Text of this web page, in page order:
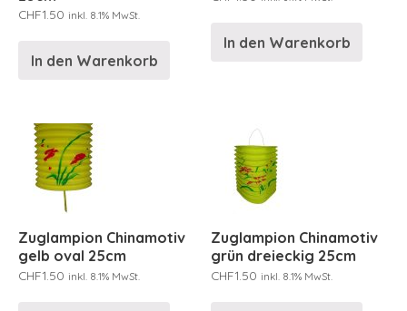
CHF1.50 inkl. 8.1% MwSt.
In den Warenkorb
In den Warenkorb
Zuglampion Chinamotiv
gelb oval 25cm
CHF1.50 inkl. 8.1% MwSt.
Zuglampion Chinamotiv
grün dreieckig 25cm
CHF1.50 inkl. 8.1% MwSt.